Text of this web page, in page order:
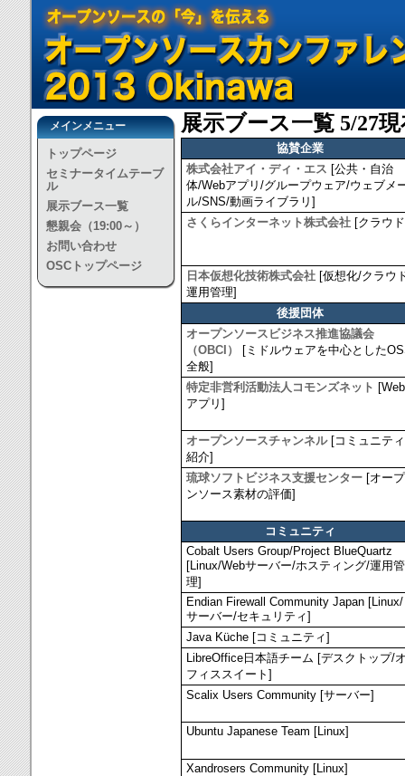
メインメニュー
トップページ
セミナータイムテーブ
ル
展示ブース一覧
懇親会（19:00～）
お問い合わせ
OSCトップページ
展示ブース一覧 5/27
協賛企業
株式会社アイ・ディ・エス [公共・自治
体/Webアプリ/グループウェア/ウェブメ
ル/SNS/動画ライブラリ]
さくらインターネット株式会社 [クラウ
日本仮想化技術株式会社 [仮想化/クラウ
運用管理]
後援団体
オープンソースビジネス推進協議会
（OBCI）
[ミドルウェアを中心とした
全般]
特定非営利活動法人コモンズネット [Web
アプリ]
オープンソースチャンネル[コミュニティ
紹介]
琉球ソフトビジネス支援センター [オープ
ンソース素材の評価]
コミュニティ
Cobalt Users Group/Project BlueQuartz
[Linux/Webサーバー/ホスティング/運用管
理]
Endian Firewall Community Japan [Linux/
サーバー/セキュリティ]
Java Küche [コミュニティ]
LibreOffice日本語チーム [デスクトップ/
フィススイート]
Scalix Users Community [サーバー]
Ubuntu Japanese Team [Linux]
Xandrosers Community [Linux]